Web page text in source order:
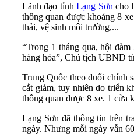
Lãnh đạo tỉnhLạng Sơn cho
thông quan được khoảng 8
thải, vệ sinh môi trường,...
“Trong 1 tháng qua, hội
hàng hóa”, Chủ tịch UBND
Trung Quốc theo đuổi chính
cắt giảm, tuy nhiên do triển
thông quan được 8 xe. 1 cửa
Lạng Sơn đã thông tin trên
ngày. Nhưng mỗi ngày vẫn